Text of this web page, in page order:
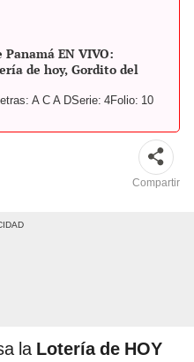
EN VIVO:
de hoy, Gordito del
A C A DSerie: 4Folio: 10
Compartir
la Lotería de HOY